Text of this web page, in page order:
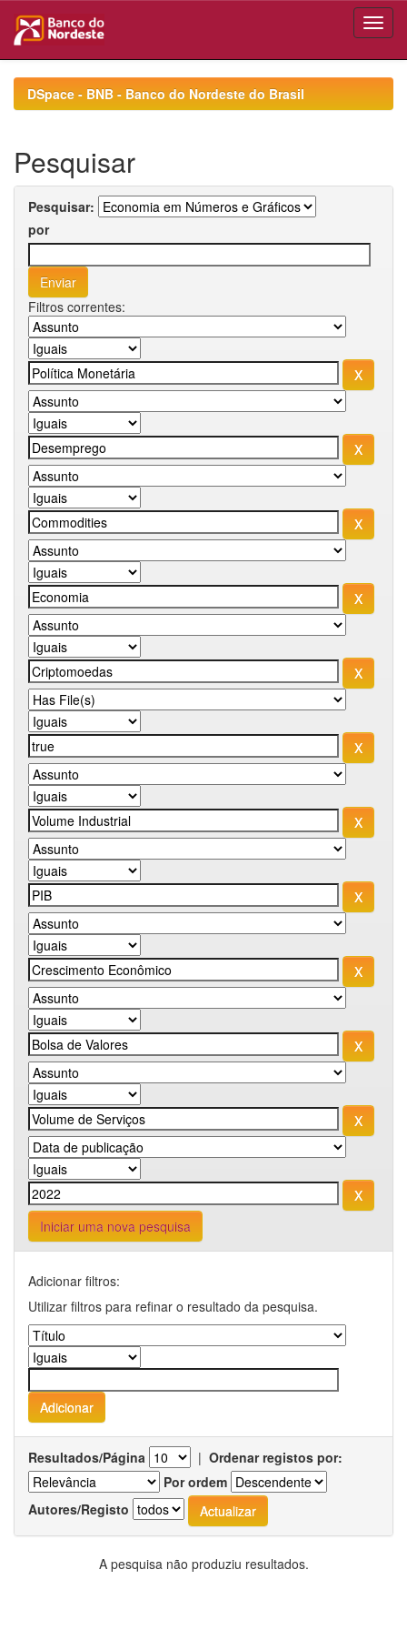
navigationDSpace - BNB - Banco do Nordeste do Brasil
Pesquisar
Pesquisar:
por
Filtros correntes:
Iniciar uma nova pesquisa
Adicionar filtros:
Utilizar filtros para refinar o resultado da pesquisa.
Resultados/Página | Ordenar registos por:
Por ordem
Autores/Registo
A pesquisa não produziu resultados.